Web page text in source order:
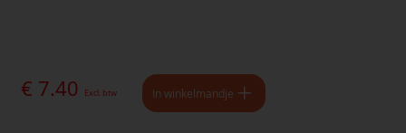
€ 7.40 Excl. btw In winkelmandje